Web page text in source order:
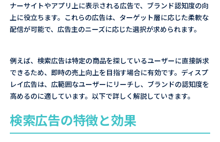
ナーサイトやアプリ上に表示される広告で、ブランド認知度の向
上に役立ちます。これらの広告は、ターゲット層に応じた柔軟な
配信が可能で、広告主のニーズに応じた選択が求められます。
例えば、検索広告は特定の商品を探しているユーザーに直接訴求
できるため、即時の売上向上を目指す場合に有効です。ディスプ
レイ広告は、広範囲なユーザーにリーチし、ブランドの認知度を
高めるのに適しています。以下で詳しく解説していきます。
検索広告の特徴と効果